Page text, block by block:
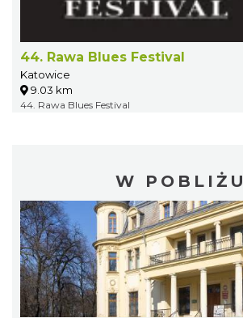
44. Rawa Blues Festival
Katowice
9.03 km
44. Rawa Blues Festival
W POBLIŻU